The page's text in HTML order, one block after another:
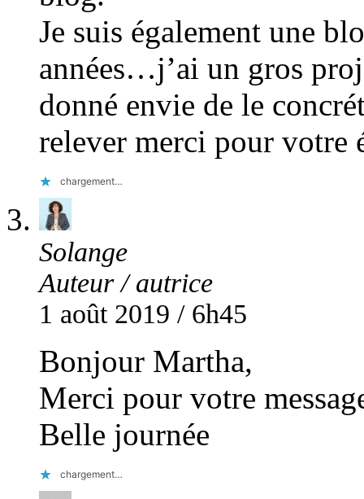
Je suis également une
années…j’ai un gros
donné envie de le
relever merci pour votre
chargement…
Solange
Auteur / autrice
1 août 2019 / 6h45
Bonjour Martha,
Merci pour votre
Belle journée
chargement…